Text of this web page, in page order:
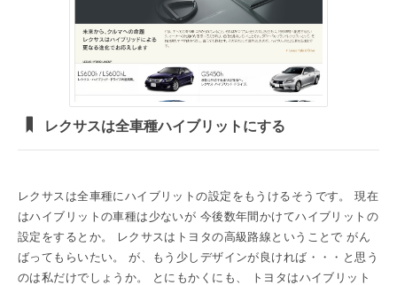
レクサスは全車種ハイブリットにする
レクサスは全車種にハイブリットの設定をもうけるそうです。 現在
はハイブリットの車種は少ないが 今後数年間かけてハイブリットの
設定をするとか。 レクサスはトヨタの高級路線ということで がん
ばってもらいたい。 が、もう少しデザインが良ければ・・・と思う
のは私だけでしょうか。 とにもかくにも、 トヨタはハイブリット